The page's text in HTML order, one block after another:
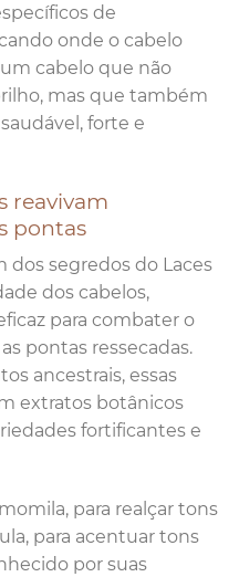
de
onde o cabelo
cabelo que não
mas que também
forte e
reavivam
pontas
dos segredos do Laces
dos cabelos,
para combater o
pontas ressecadas.
ancestrais, essas
extratos botânicos
fortificantes e
para realçar tons
para acentuar tons
por suas